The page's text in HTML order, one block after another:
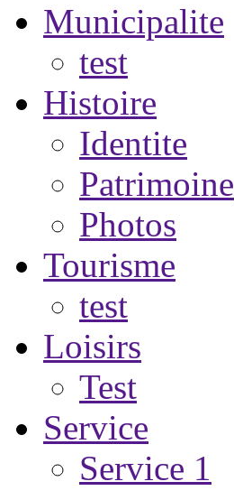
Municipalite
test
Histoire
Identite
Patrimoine
Photos
Tourisme
test
Loisirs
Test
Service
Service 1